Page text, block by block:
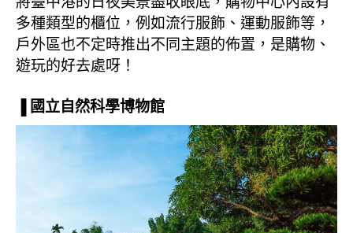
多種類型的櫃位，例如流行服飾、運動服飾等，
戶外區也不定時推出不同主題的佈置，是購物、
遊玩的好去處呀！
▐ 國立自然科學博物館